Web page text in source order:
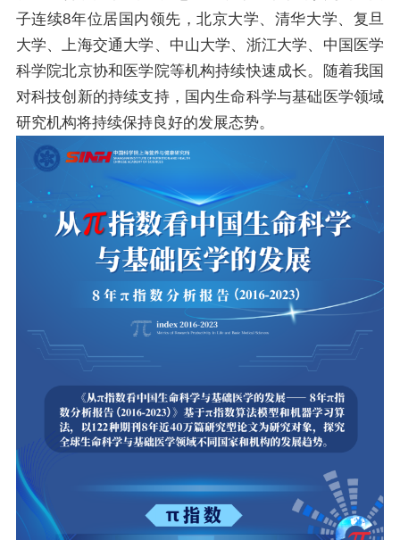
子连续8年位居国内领先，北京大学、清华大学、复旦
大学、上海交通大学、中山大学、浙江大学、中国医学
科学院北京协和医学院等机构持续快速成长。随着我国
对科技创新的持续支持，国内生命科学与基础医学领域
研究机构将持续保持良好的发展态势。